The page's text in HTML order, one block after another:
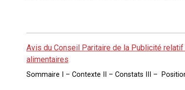
Avis du Conseil Paritaire de la Publicité
alimentaires
Sommaire I – Contexte II – Constats III –